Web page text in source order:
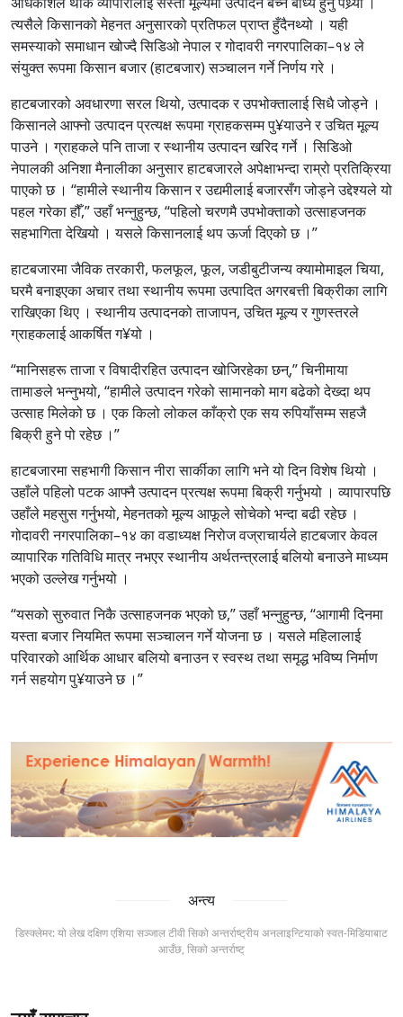
त्यसैले किसानको मेहनत अनुसारको प्रतिफल प्राप्त हुँदैनथ्यो । यही
समस्याको समाधान खोज्दै सिडिओ नेपाल र गोदावरी नगरपालिका–१४ ले
संयुक्त रूपमा किसान बजार (हाटबजार) सञ्चालन गर्ने निर्णय गरे ।
हाटबजारको अवधारणा सरल थियो, उत्पादक र उपभोक्तालाई सिधै जोड्ने ।
किसानले आफ्नो उत्पादन प्रत्यक्ष रूपमा ग्राहकसम्म पु¥याउने र उचित मूल्य
पाउने । ग्राहकले पनि ताजा र स्थानीय उत्पादन खरिद गर्ने । सिडिओ
नेपालकी अनिशा मैनालीका अनुसार हाटबजारले अपेक्षाभन्दा राम्रो प्रतिक्रिया
पाएको छ । “हामीले स्थानीय किसान र उद्यमीलाई बजारसँग जोड्ने उद्देश्यले यो
पहल गरेका हौँ,” उहाँ भन्नुहुन्छ, “पहिलो चरणमै उपभोक्ताको उत्साहजनक
सहभागिता देखियो । यसले किसानलाई थप ऊर्जा दिएको छ ।”
हाटबजारमा जैविक तरकारी, फलफूल, फूल, जडीबुटीजन्य क्यामोमाइल चिया,
घरमै बनाइएका अचार तथा स्थानीय रूपमा उत्पादित अगरबत्ती बिक्रीका लागि
राखिएका थिए । स्थानीय उत्पादनको ताजापन, उचित मूल्य र गुणस्तरले
ग्राहकलाई आकर्षित ग¥यो ।
“मानिसहरू ताजा र विषादीरहित उत्पादन खोजिरहेका छन्,” चिनीमाया
तामाङले भन्नुभयो, “हामीले उत्पादन गरेको सामानको माग बढेको देख्दा थप
उत्साह मिलेको छ । एक किलो लोकल काँक्रो एक सय रुपियाँसम्म सहजै
बिक्री हुने पो रहेछ ।”
हाटबजारमा सहभागी किसान नीरा सार्कीका लागि भने यो दिन विशेष थियो ।
उहाँले पहिलो पटक आफ्नै उत्पादन प्रत्यक्ष रूपमा बिक्री गर्नुभयो । व्यापारपछि
उहाँले महसुस गर्नुभयो, मेहनतको मूल्य आफूले सोचेको भन्दा बढी रहेछ ।
गोदावरी नगरपालिका–१४ का वडाध्यक्ष निरोज वज्राचार्यले हाटबजार केवल
व्यापारिक गतिविधि मात्र नभएर स्थानीय अर्थतन्त्रलाई बलियो बनाउने माध्यम
भएको उल्लेख गर्नुभयो ।
“यसको सुरुवात निकै उत्साहजनक भएको छ,” उहाँ भन्नुहुन्छ, “आगामी दिनमा
यस्ता बजार नियमित रूपमा सञ्चालन गर्ने योजना छ । यसले महिलालाई
परिवारको आर्थिक आधार बलियो बनाउन र स्वस्थ तथा समृद्ध भविष्य निर्माण
गर्न सहयोग पु¥याउने छ ।”
अन्त्य
डिस्क्लेमर: यो लेख दक्षिण एशिया सञ्जाल टीवी सिको अन्तर्राष्ट्रीय अनलाइन्टियाको स्वत-मिडियाबाट
आउँछ, सिको अन्तर्राष्ट्